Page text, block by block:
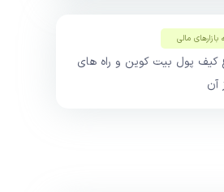
بازار‌های مالی
کیف پول بیت کوین و راه های
آن